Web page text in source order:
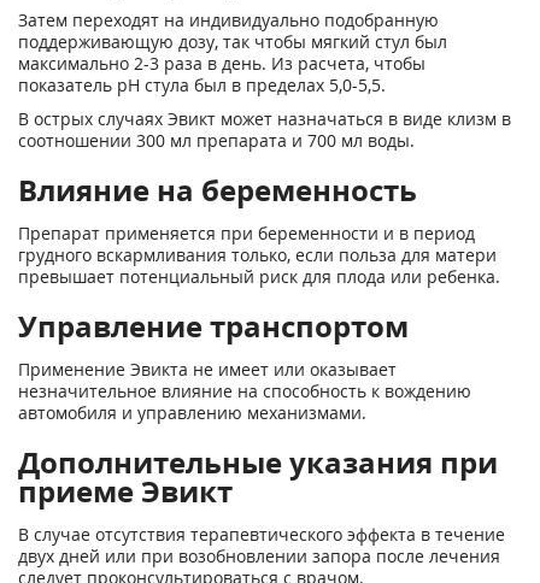
Затем переходят на индивидуально подобранную
поддерживающую дозу, так чтобы мягкий стул был
максимально 2-3 раза в день. Из расчета, чтобы
показатель pH стула был в пределах 5,0-5,5.
В острых случаях Эвикт может назначаться в виде клизм в
соотношении 300 мл препарата и 700 мл воды.
Влияние на беременность
Препарат применяется при беременности и в период
грудного вскармливания только, если польза для матери
превышает потенциальный риск для плода или ребенка.
Управление транспортом
Применение Эвикта не имеет или оказывает
незначительное влияние на способность к вождению
автомобиля и управлению механизмами.
Дополнительные указания при
приеме Эвикт
В случае отсутствия терапевтического эффекта в течение
двух дней или при возобновлении запора после лечения
следует проконсультироваться с врачом.